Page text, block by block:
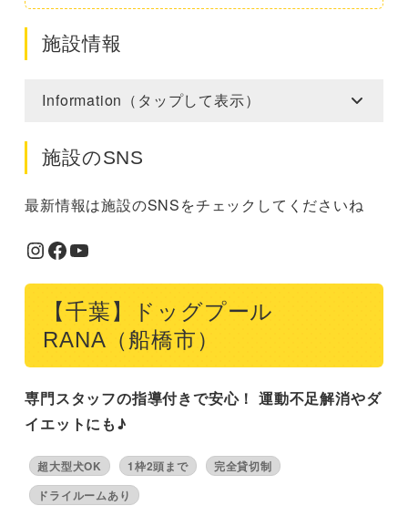
施設情報
Information（タップして表示）
施設のSNS
最新情報は施設のSNSをチェックしてくださいね
Instagram
Facebook
YouTube
【千葉】ドッグプール
RANA（船橋市）
専門スタッフの指導付きで安心！ 運動不足解消やダ
イエットにも♪
超大型犬OK 1枠2頭まで
完全貸切制
ドライルームあり